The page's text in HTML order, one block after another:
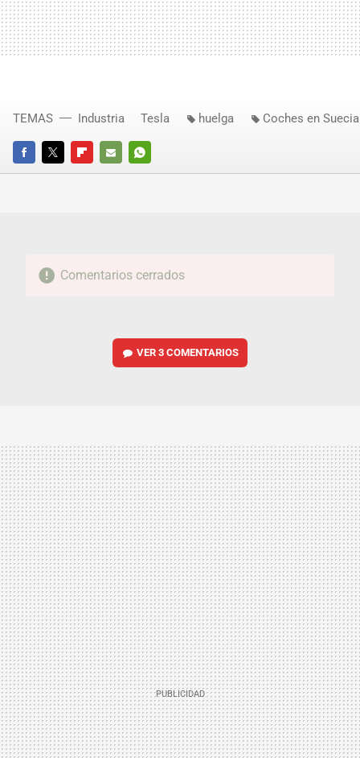
FACEBOOKTWITTERFLIPBOARD
E-
WHATSAPP
TEMAS Industria Tesla huelga Coches en Suecia
Comentarios cerrados
VER3 COMENTARIOS